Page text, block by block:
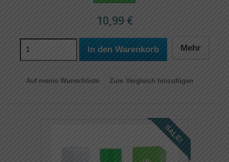
10,99 €
In den Warenkorb Mehr
Auf meine Wunschliste Zum Vergleich hinzufügen
SALE!